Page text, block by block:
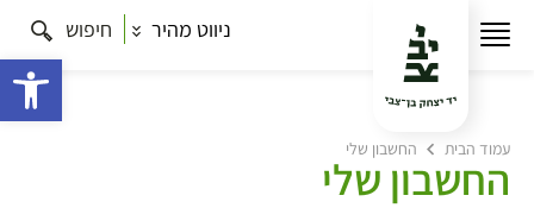
ניווט מהיר חיפוש
עמוד הבית החשבון שלי
החשבון שלי